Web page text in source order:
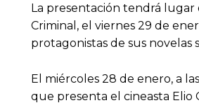
La presentación tendrá lugar
Criminal, el viernes 29 de
protagonistas de sus novelas
El miércoles 28 de enero, a
que presenta el cineasta Elio